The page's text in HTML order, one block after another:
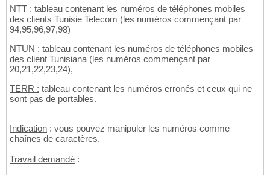
NTT : tableau contenant les numéros de téléphones mobiles
des clients Tunisie Telecom (les numéros commençant par
94,95,96,97,98)
NTUN : tableau contenant les numéros de téléphones mobiles
des client Tunisiana (les numéros commençant par
20,21,22,23,24),
TERR : tableau contenant les numéros erronés et ceux qui ne
sont pas de portables.
Indication : vous pouvez manipuler les numéros comme
chaînes de caractères.
Travail demandé :